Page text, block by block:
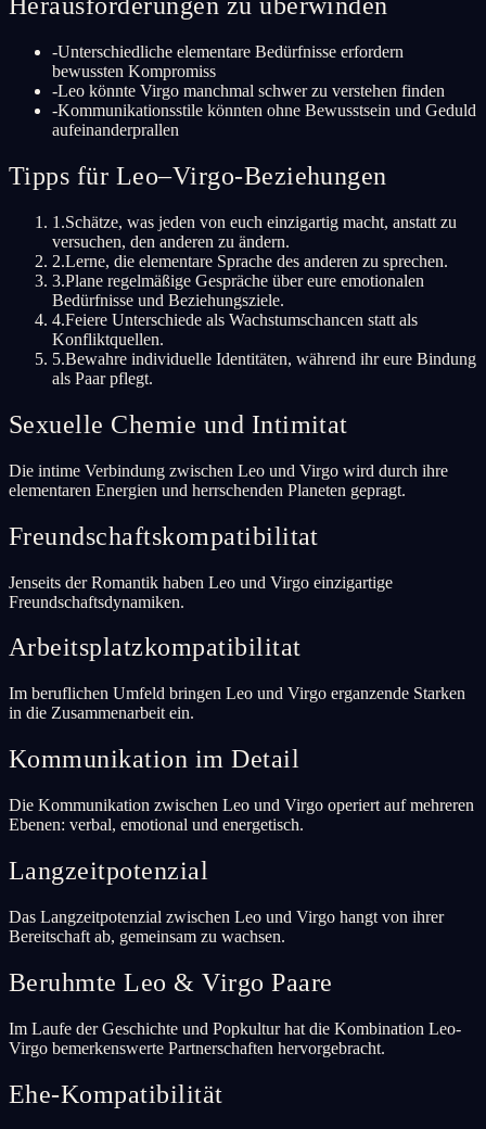
Herausforderungen zu überwinden
-Unterschiedliche elementare Bedürfnisse erfordern
bewussten Kompromiss
-Leo könnte Virgo manchmal schwer zu verstehen finden
-Kommunikationsstile könnten ohne Bewusstsein und Geduld
aufeinanderprallen
Tipps für Leo–Virgo-Beziehungen
1 .Schätze, was jeden von euch einzigartig macht, anstatt zu
versuchen, den anderen zu ändern.
2.Lerne, die elementare Sprache des anderen zu sprechen.
3.Plane regelmäßige Gespräche über eure emotionalen
Bedürfnisse und Beziehungsziele.
4.Feiere Unterschiede als Wachstumschancen statt als
Konfliktquellen.
5.Bewahre individuelle Identitäten, während ihr eure Bindung
als Paar pflegt.
Sexuelle Chemie und Intimitat
Die intime Verbindung zwischen Leo und Virgo wird durch ihre
elementaren Energien und herrschenden Planeten gepragt.
Freundschaftskompatibilitat
Jenseits der Romantik haben Leo und Virgo einzigartige
Freundschaftsdynamiken.
Arbeitsplatzkompatibilitat
Im beruflichen Umfeld bringen Leo und Virgo erganzende Starken
in die Zusammenarbeit ein.
Kommunikation im Detail
Die Kommunikation zwischen Leo und Virgo operiert auf mehreren
Ebenen: verbal, emotional und energetisch.
Langzeitpotenzial
Das Langzeitpotenzial zwischen Leo und Virgo hangt von ihrer
Bereitschaft ab, gemeinsam zu wachsen.
Beruhmte Leo & Virgo Paare
Im Laufe der Geschichte und Popkultur hat die Kombination Leo-
Virgo bemerkenswerte Partnerschaften hervorgebracht.
Ehe-Kompatibilität